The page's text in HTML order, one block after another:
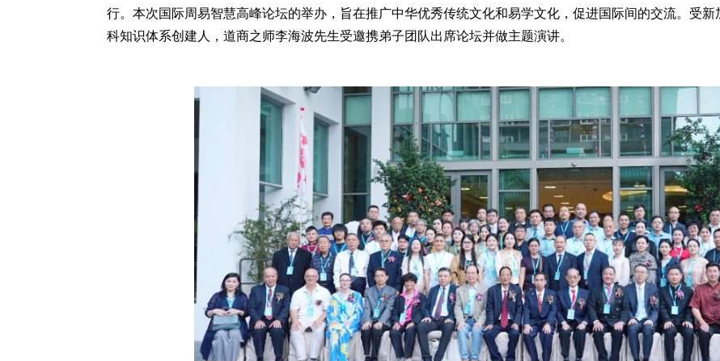
行。本次国际周易智慧高峰论坛的举办，旨在推广中华优秀传统文化和易学文化，促进国际间的交流。受
科知识体系创建人，道商之师李海波先生受邀携弟子团队出席论坛并做主题演讲。